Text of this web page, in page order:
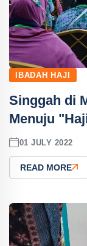
IBADAH HAJI
Singgah di
Menuju
01 JULY 2022
READ MORE